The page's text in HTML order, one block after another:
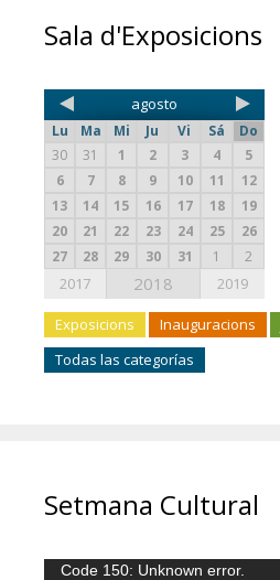
Sala d'Exposicions
agosto
Lu Ma Mi Ju Vi Sá
Do
30
31 1 2 3 4
5
6
7 8 9 10 11
12
13
14 15 16 17 18
19
20
21 22 23 24 25
26
27
28 29 30 31 1 2
2017 2018 2019
Exposicions Inauguracions
Todas las categorías
Setmana Cultural
Reproductor
Code 150: Unknown error.